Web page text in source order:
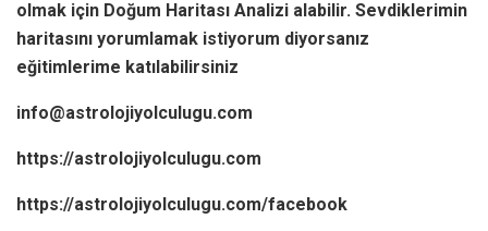
olmak için Doğum Haritası Analizi alabilir. Sevdiklerimin
haritasını yorumlamak istiyorum diyorsanız
eğitimlerime katılabilirsiniz
info@astrolojiyolculugu.com
https://astrolojiyolculugu.com
https://astrolojiyolculugu.com/facebook